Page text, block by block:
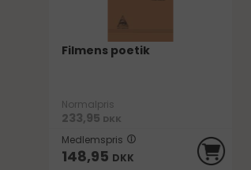
Filmens poetik
Normalpris
233,95 DKK
Medlemspris
148,95 DKK